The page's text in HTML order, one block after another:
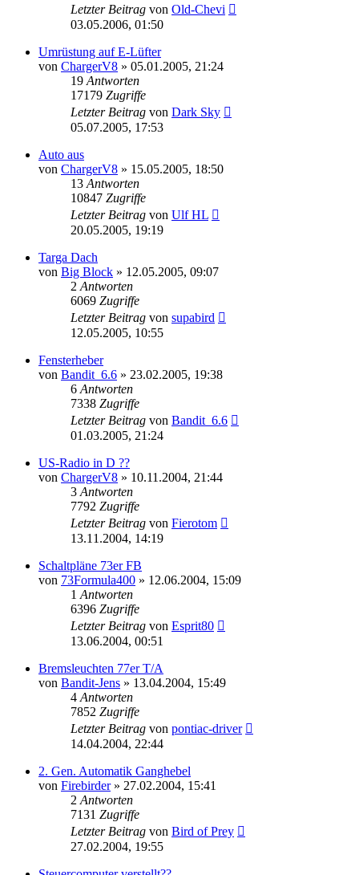
Letzter Beitrag von Old-Chevi
03.05.2006, 01:50
Umrüstung auf E-Lüfter
von ChargerV8 » 05.01.2005, 21:24
19 Antworten
17179 Zugriffe
Letzter Beitrag von Dark Sky
05.07.2005, 17:53
Auto aus
von ChargerV8 » 15.05.2005, 18:50
13 Antworten
10847 Zugriffe
Letzter Beitrag von Ulf HL
20.05.2005, 19:19
Targa Dach
von Big Block » 12.05.2005, 09:07
2 Antworten
6069 Zugriffe
Letzter Beitrag von supabird
12.05.2005, 10:55
Fensterheber
von Bandit_6.6 » 23.02.2005, 19:38
6 Antworten
7338 Zugriffe
Letzter Beitrag von Bandit_6.6
01.03.2005, 21:24
US-Radio in D ??
von ChargerV8 » 10.11.2004, 21:44
3 Antworten
7792 Zugriffe
Letzter Beitrag von Fierotom
13.11.2004, 14:19
Schaltpläne 73er FB
von 73Formula400 » 12.06.2004, 15:09
1 Antworten
6396 Zugriffe
Letzter Beitrag von Esprit80
13.06.2004, 00:51
Bremsleuchten 77er T/A
von Bandit-Jens » 13.04.2004, 15:49
4 Antworten
7852 Zugriffe
Letzter Beitrag von pontiac-driver
14.04.2004, 22:44
2. Gen. Automatik Ganghebel
von Firebirder» 27.02.2004, 15:41
2 Antworten
7131 Zugriffe
Letzter Beitrag von Bird of Prey
27.02.2004, 19:55